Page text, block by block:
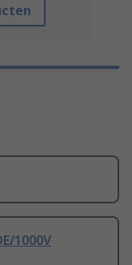
1000V